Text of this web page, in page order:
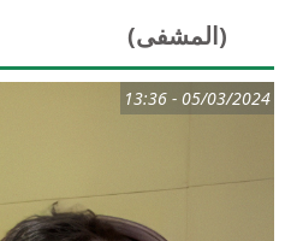
(المشفى)
05/03/2024 - 13:36